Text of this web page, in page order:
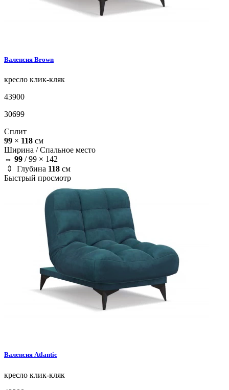
Валенсия Brown
кресло клик-кляк
43900
30699
Сплит
99 × 118 см
Ширина /Спальное место
⇔ 99 /99 × 142
⇕ Глубина 118 см
Быстрый просмотр
Валенсия Atlantic
кресло клик-кляк